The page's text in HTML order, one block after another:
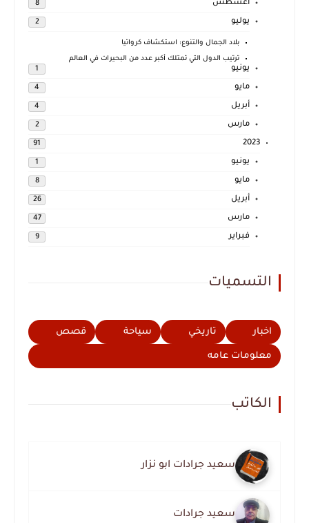
أغسطس 8
يوليو 2
بلاد الجمال والتنوع: استكشاف كرواتيا
ترتيب الدول التي تمتلك أكبر عدد من البحيرات في العالم
يونيو 1
مايو 4
أبريل 4
مارس 2
2023
91
يونيو 1
مايو 8
أبريل 26
مارس 47
فبراير 9
التسميات
اخبار تاريخي سياحة قصص
معلومات عامه
الكاتب
سعيد جرادات ابو نزار
سعيد جرادات